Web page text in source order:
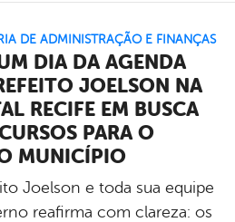
DE ADMINISTRAÇÃO E FINANÇAS
DIA DA AGENDA
JOELSON NA
RECIFE EM BUSCA
PARA O
MUNICÍPIO
Joelson e toda sua equipe
reafirma com clareza: os